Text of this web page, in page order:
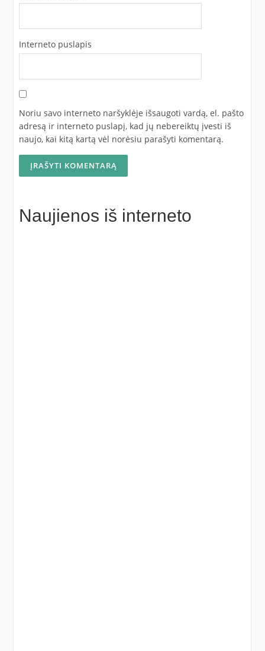
Interneto puslapis
Noriu savo interneto naršyklėje išsaugoti vardą, el. pašto
adresą ir interneto puslapį, kad jų nebereiktų įvesti iš
naujo, kai kitą kartą vėl norėsiu parašyti komentarą.
Naujienos iš interneto